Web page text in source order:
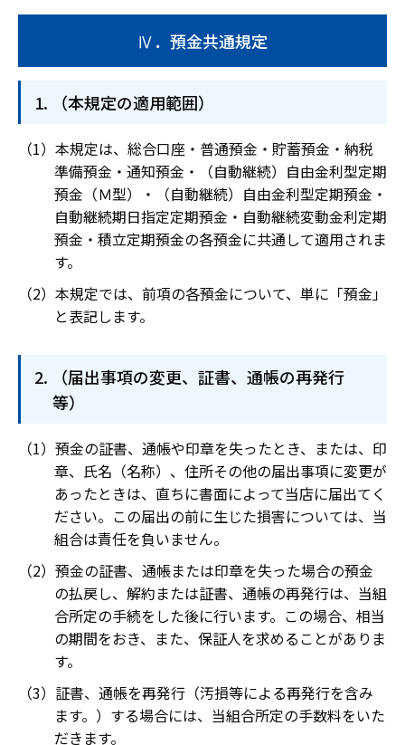
Ⅳ．預金共通規定
（本規定の適用範囲）
本規定は、総合口座・普通預金・貯蓄預金・納税
準備預金・通知預金・（自動継続）自由金利型定期
預金（Ｍ型）・（自動継続）自由金利型定期預金・
自動継続期日指定定期預金・自動継続変動金利定期
預金・積立定期預金の各預金に共通して適用されま
す。
本規定では、前項の各預金について、単に「預金」
と表記します。
（届出事項の変更、証書、通帳の再発行
等）
預金の証書、通帳や印章を失ったとき、または、印
章、氏名（名称）、住所その他の届出事項に変更が
あったときは、直ちに書面によって当店に届出てく
ださい。この届出の前に生じた損害については、当
組合は責任を負いません。
預金の証書、通帳または印章を失った場合の預金
の払戻し、解約または証書、通帳の再発行は、当組
合所定の手続をした後に行います。この場合、相当
の期間をおき、また、保証人を求めることがありま
す。
証書、通帳を再発行（汚損等による再発行を含み
ます。）する場合には、当組合所定の手数料をいた
だきます。